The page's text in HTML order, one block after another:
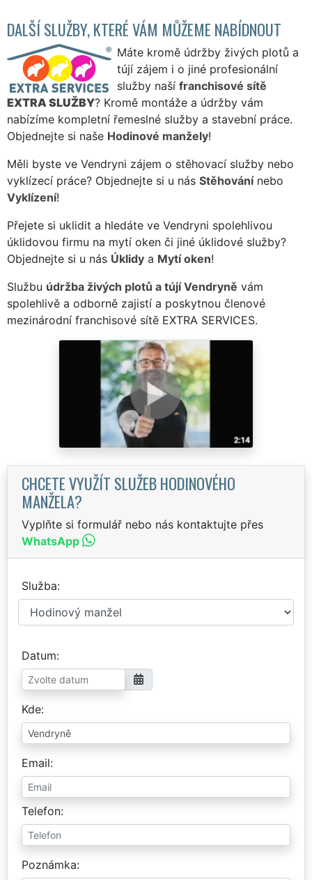
DALŠÍ SLUŽBY, KTERÉ VÁM MŮŽEME NABÍDNOUT
Máte kromě údržby živých plotů a
tújí zájem i o jiné profesionální
služby naší franchisové sítě
EXTRA SLUŽBY? Kromě montáže a údržby vám
nabízíme kompletní řemeslné služby a stavební práce.
Objednejte si naše Hodinové manžely!
Měli byste ve Vendryni zájem o stěhovací služby nebo
vyklízecí práce? Objednejte si u nás Stěhovánínebo
Vyklízení!
Přejete si uklidit a hledáte ve Vendryni spolehlivou
úklidovou firmu na mytí oken či jiné úklidové služby?
Objednejte si u nás Úklidy a Mytí oken!
Službu údržba živých plotů a tújí Vendryně vám
spolehlivě a odborně zajistí a poskytnou členové
mezinárodní franchisové sítě EXTRA SERVICES.
CHCETE VYUŽÍT SLUŽEB HODINOVÉHO
MANŽELA?
Vyplňte si formulář nebo nás kontaktujte přes
WhatsApp
Služba
Datum
Kde
Email
Telefon
Poznámka